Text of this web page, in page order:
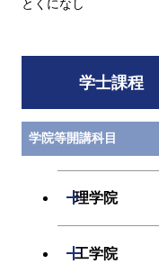
とくになし
学士課程
学院等開講科目
理学院
開閉
工学院
開閉